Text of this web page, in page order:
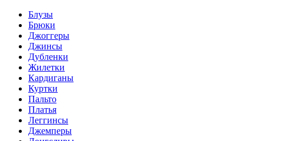
Блузы
Брюки
Джоггеры
Джинсы
Дубленки
Жилетки
Кардиганы
Куртки
Пальто
Платья
Леггинсы
Джемперы